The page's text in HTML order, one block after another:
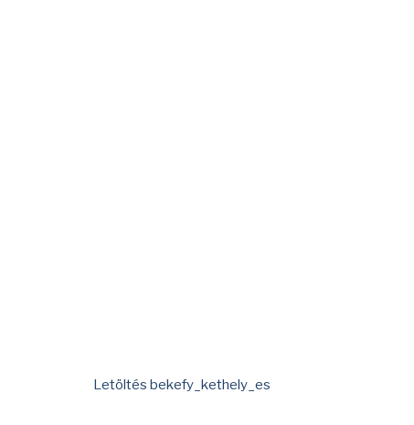
Letöltés bekefy_kethely_es